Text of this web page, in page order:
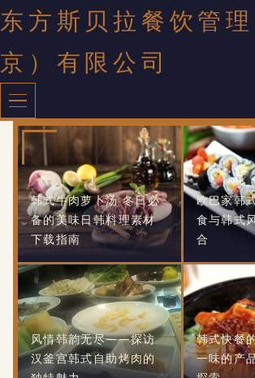
东方斯贝拉餐饮管
京）有限公司
韩式牛肉萝卜汤 冬日必
备的美味日韩料理素材
下载指南
欧巴家韩
食与韩式
合
风情韩韵无尽——探访
汉釜宫韩式自助烤肉的
韩式快餐
一味的产